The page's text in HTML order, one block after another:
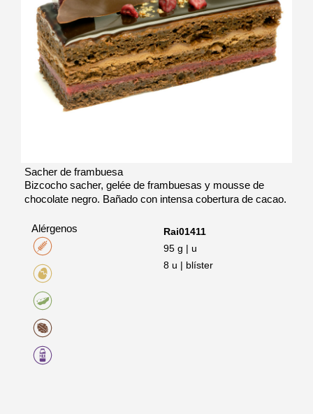
Sacher de frambuesa
Bizcocho sacher, gelée de frambuesas y mousse de
chocolate negro. Bañado con intensa cobertura de cacao.
Alérgenos
Rai01411
95 g | u
8 u | blíster